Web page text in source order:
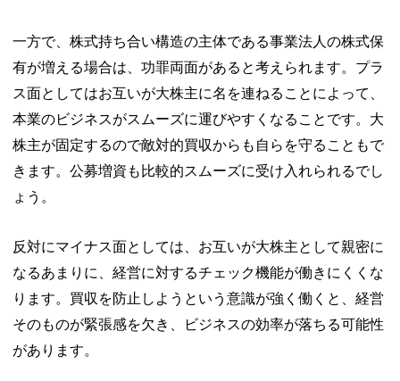
一方で、株式持ち合い構造の主体である事業法人の株式保
有が増える場合は、功罪両面があると考えられます。プラ
ス面としてはお互いが大株主に名を連ねることによって、
本業のビジネスがスムーズに運びやすくなることです。大
株主が固定するので敵対的買収からも自らを守ることもで
きます。公募増資も比較的スムーズに受け入れられるでし
ょう。
反対にマイナス面としては、お互いが大株主として親密に
なるあまりに、経営に対するチェック機能が働きにくくな
ります。買収を防止しようという意識が強く働くと、経営
そのものが緊張感を欠き、ビジネスの効率が落ちる可能性
があります。